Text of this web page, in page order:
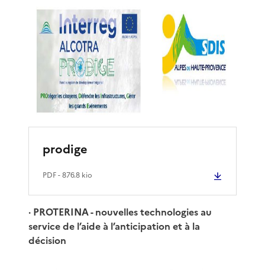
prodige
PDF- 876.8 kio
· PROTERINA - nouvelles technologies au
service de l’aide à l’anticipation et à la
décision